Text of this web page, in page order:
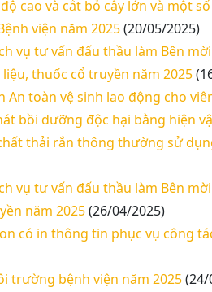
cao và cắt bỏ cây lớn và một
viện năm 2025(20/05/2025)
vụ tư vấn đấu thầu làm Bên
thuốc cổ truyền năm 2025
An toàn vệ sinh lao động cho
bồi dưỡng độc hại bằng hiện
thải rắn thông thường sử
vụ tư vấn đấu thầu làm Bên
năm 2025(26/04/2025)
có in thông tin phục vụ công
trường bệnh viện năm 2025(24/